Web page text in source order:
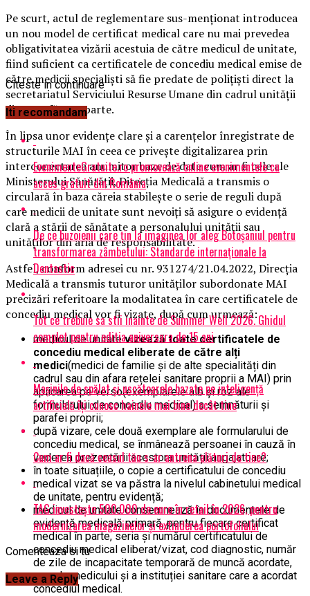
Pe scurt, actul de reglementare sus-menționat introducea
un nou model de certificat medical care nu mai prevedea
obligativitatea vizării acestuia de către medicul de unitate,
fiind suficient ca certificatele de concediu medical emise de
către medicii specialiști să fie predate de polițiști direct la
secretariatul Serviciului Resurse Umane din cadrul unității
din care făceau parte.
În lipsa unor evidențe clare și a carențelor înregistrate de
structurile MAI în ceea ce privește digitalizarea prin
interconectarea anumitor baze de date cum ar fi cele ale
Ministerului Sănătății, Direcția Medicală a transmis o
circulară în baza căreia stabilește o serie de reguli după
care medicii de unitate sunt nevoiți să asigure o evidență
clară a stării de sănătate a personalului unității sau
unităților din aria de responsabilitate.
Astfel, conform adresei cu nr. 931274/21.04.2022, Direcția
Medicală a transmis tuturor unităților subordonate MAI
precizări referitoare la modalitatea în care certificatele de
concediu medical vor fi vizate, după cum urmează:
medicul de unitatevizează toate certificatele de
concediu medical eliberate de către alți
medici(medici de familie și de alte specialități din
cadrul sau din afara rețelei sanitare proprii a MAI) prin
aplicarea pe verso(exemplarele alb și roz ale
formularului de concediu medical) a semnăturii și
parafei proprii;
după vizare, cele două exemplare ale formularului de
concediu medical, se înmânează persoanei în cauză în
vederea prezentării acestora unității angajatoare;
în toate situațiile, o copie a certificatului de concediu
medical vizat se va păstra la nivelul cabinetului medical
de unitate, pentru evidență;
medicul de unitate consemnează în documentele de
evidență medicală primară, pentru fiecare certificat
medical în parte, seria și numărul certificatului de
concediu medical eliberat/vizat, cod diagnostic, număr
de zile de incapacitate temporară de muncă acordate,
numele medicului și a instituției sanitare care a acordat
concediul medical.
Citeste in continuare
Iti recomandam
EvenimenteGratuite.ro promovează online evenimentele cu
acces gratuit din România
De ce buzoienii care țin la imaginea lor aleg Botoșaniul pentru
transformarea zâmbetului: Standarde internaționale la
Dentastic
Tot ce trebuie sa stii inainte de Summer Well 2026. Ghidul
complet pentru editia aniversara de 15 ani
Mașinile de spălat și uscătoarele bazate pe inteligență
artificială îți cunosc hainele mai bine decât tine
Cum ar fi dacă ceasul tău s-ar antrena alături de tine?
TAG investește 500.000 de euro în retail în 2026, pentru
modernizarea magazinelor și extinderea portofoliului
Comenteaza si tu
Leave a Reply